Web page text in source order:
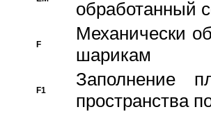
обработанный
F
Механически
шарикам
F1
Заполнение
пространства